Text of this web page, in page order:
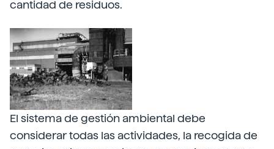
cantidad de residuos.
El sistema de gestión ambiental debe
considerar todas las actividades, la recogida de